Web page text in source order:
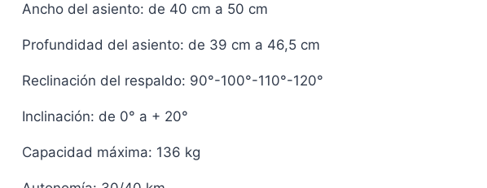
Ancho del asiento: de 40 cm a 50 cm
Profundidad del asiento: de 39 cm a 46,5 cm
Reclinación del respaldo: 90°-100°-110°-120°
Inclinación: de 0° a + 20°
Capacidad máxima: 136 kg